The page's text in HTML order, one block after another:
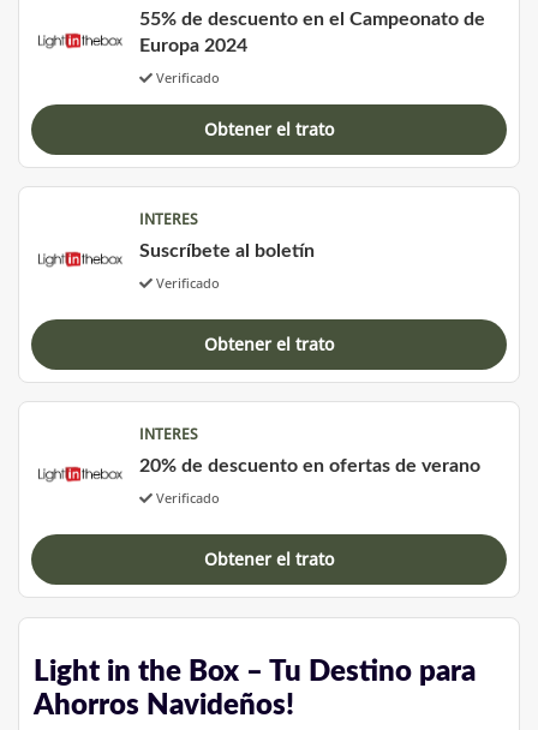
55% de descuento en el Campeonato de
Europa 2024
Verificado
Obtener el trato
INTERES
Suscríbete al boletín
Verificado
Obtener el trato
INTERES
20% de descuento en ofertas de verano
Verificado
Obtener el trato
Light in the Box – Tu Destino para
Ahorros Navideños!